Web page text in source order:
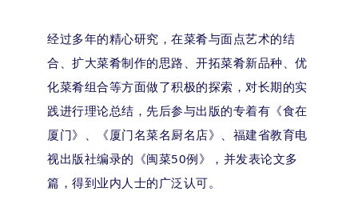
经过多年的精心研究，在菜肴与面点艺术的结
合、扩大菜肴制作的思路、开拓菜肴新品种、优
化菜肴组合等方面做了积极的探索，对长期的实
践进行理论总结，先后参与出版的专着有《食在
厦门》、《厦门名菜名厨名店》、福建省教育电
视出版社编录的《闽菜50例》，并发表论文多
篇，得到业内人士的广泛认可。